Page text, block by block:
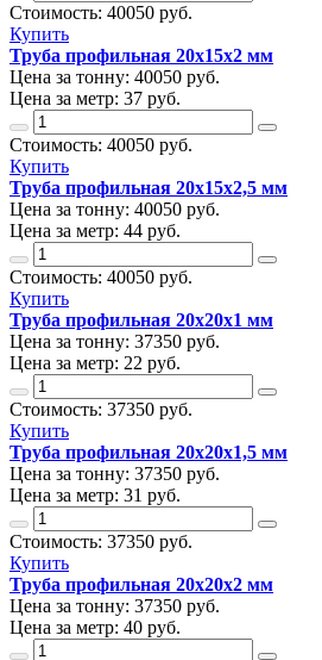
Стоимость: 40050 руб.
Купить
Труба профильная 20х15х2 мм
Цена за тонну: 40050 руб.
Цена за метр: 37 руб.
Стоимость: 40050 руб.
Купить
Труба профильная 20х15х2,5 мм
Цена за тонну: 40050 руб.
Цена за метр: 44 руб.
Стоимость: 40050 руб.
Купить
Труба профильная 20х20х1 мм
Цена за тонну: 37350 руб.
Цена за метр: 22 руб.
Стоимость: 37350 руб.
Купить
Труба профильная 20х20х1,5 мм
Цена за тонну: 37350 руб.
Цена за метр: 31 руб.
Стоимость: 37350 руб.
Купить
Труба профильная 20х20х2 мм
Цена за тонну: 37350 руб.
Цена за метр: 40 руб.